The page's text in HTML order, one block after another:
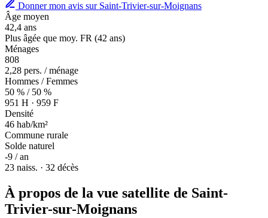
Donner mon avis sur Saint-Trivier-sur-Moignans
Âge moyen
42,4 ans
Plus âgée que moy. FR (42 ans)
Ménages
808
2,28 pers. / ménage
Hommes / Femmes
50 % / 50 %
951 H · 959 F
Densité
46 hab/km²
Commune rurale
Solde naturel
-9 / an
23 naiss. · 32 décès
À propos de la vue satellite de Saint-
Trivier-sur-Moignans